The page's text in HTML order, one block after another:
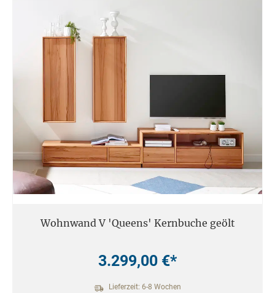
Wohnwand V 'Queens' Kernbuche geölt
3.299,00 €*
Lieferzeit: 6-8 Wochen